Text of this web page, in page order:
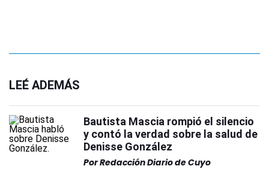
LEÉ ADEMÁS
Bautista Mascia rompió el silencio
y contó la verdad sobre la salud de
Denisse González
PorRedacción Diario de Cuyo